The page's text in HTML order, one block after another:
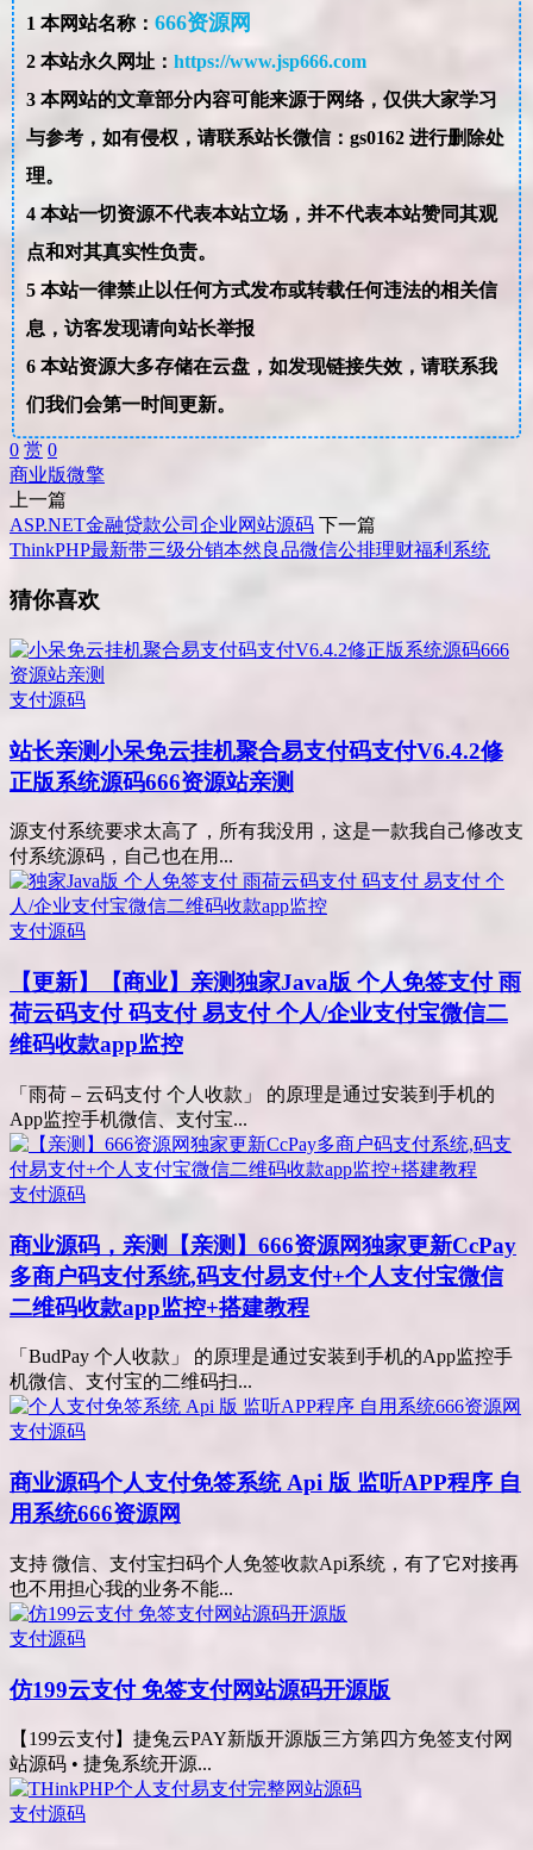
1 本网站名称： 666资源网
2本站永久网址： https://www.jsp666.com
3本网站的文章部分内容可能来源于网络，仅供大家学习
与参考，如有侵权，请联系站长微信：gs0162 进行删除处
理。
4本站一切资源不代表本站立场，并不代表本站赞同其观
点和对其真实性负责。
5本站一律禁止以任何方式发布或转载任何违法的相关信
息，访客发现请向站长举报
6本站资源大多存储在云盘，如发现链接失效，请联系我
们我们会第一时间更新。
0 赏 0
商业版微擎
上一篇
ASP.NET金融贷款公司企业网站源码 下一篇
ThinkPHP最新带三级分销本然良品微信公排理财福利系统
猜你喜欢
支付源码
站长亲测小呆免云挂机聚合易支付码支付V6.4.2修
正版系统源码666资源站亲测
源支付系统要求太高了，所有我没用，这是一款我自己修改支
付系统源码，自己也在用...
支付源码
【更新】【商业】亲测独家Java版 个人免签支付 雨
荷云码支付 码支付 易支付 个人/企业支付宝微信二
维码收款app监控
「雨荷 – 云码支付 个人收款」 的原理是通过安装到手机的
App监控手机微信、支付宝...
支付源码
商业源码，亲测
【亲测】666资源网独家更新CcPay
多商户码支付系统,码支付易支付+个人支付宝微信
二维码收款app监控+搭建教程
「BudPay 个人收款」 的原理是通过安装到手机的App监控手
机微信、支付宝的二维码扫...
支付源码
商业源码个人支付免签系统 Api 版 监听APP程序 自
用系统666资源网
支持 微信、支付宝扫码个人免签收款Api系统，有了它对接再
也不用担心我的业务不能...
支付源码
仿199云支付 免签支付网站源码开源版
【199云支付】捷兔云PAY新版开源版三方第四方免签支付网
站源码 • 捷兔系统开源...
支付源码